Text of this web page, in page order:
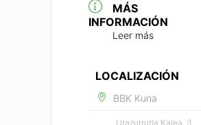
MÁS
INFORMACIÓN
Leer más
LOCALIZACIÓN
BBK Kuna
Urazurrutia Kalea, 3,